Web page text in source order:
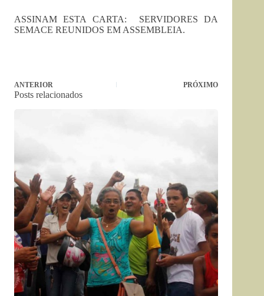
ASSINAM ESTA CARTA: SERVIDORES DA
SEMACE REUNIDOS EM ASSEMBLEIA.
ANTERIOR PRÓXIMO
Posts relacionados